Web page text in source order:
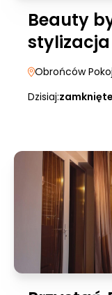
Beauty
Obrońców
Dzisiaj:zamknięte